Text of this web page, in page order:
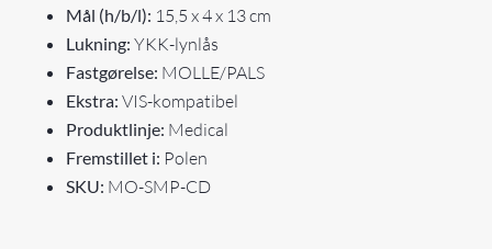
Mål (h/b/l): 15,5 x 4 x 13 cm
Lukning: YKK-lynlås
Fastgørelse: MOLLE/PALS
Ekstra: VIS-kompatibel
Produktlinje: Medical
Fremstillet i: Polen
SKU: MO-SMP-CD